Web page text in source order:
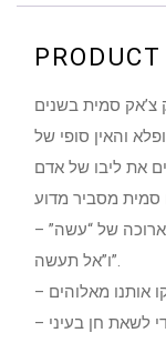
צ’אק סמית בשנים
והאין סופי של
את ליבו של אדם
– איננו קשורים לאלוהים בכוחה של רשימה ארוכה של “עשה”
ו”אל תעשה”.
– יש דבר אחד בלבד שאנחנו יכולים לעשות כדי לשאת חן בעיני